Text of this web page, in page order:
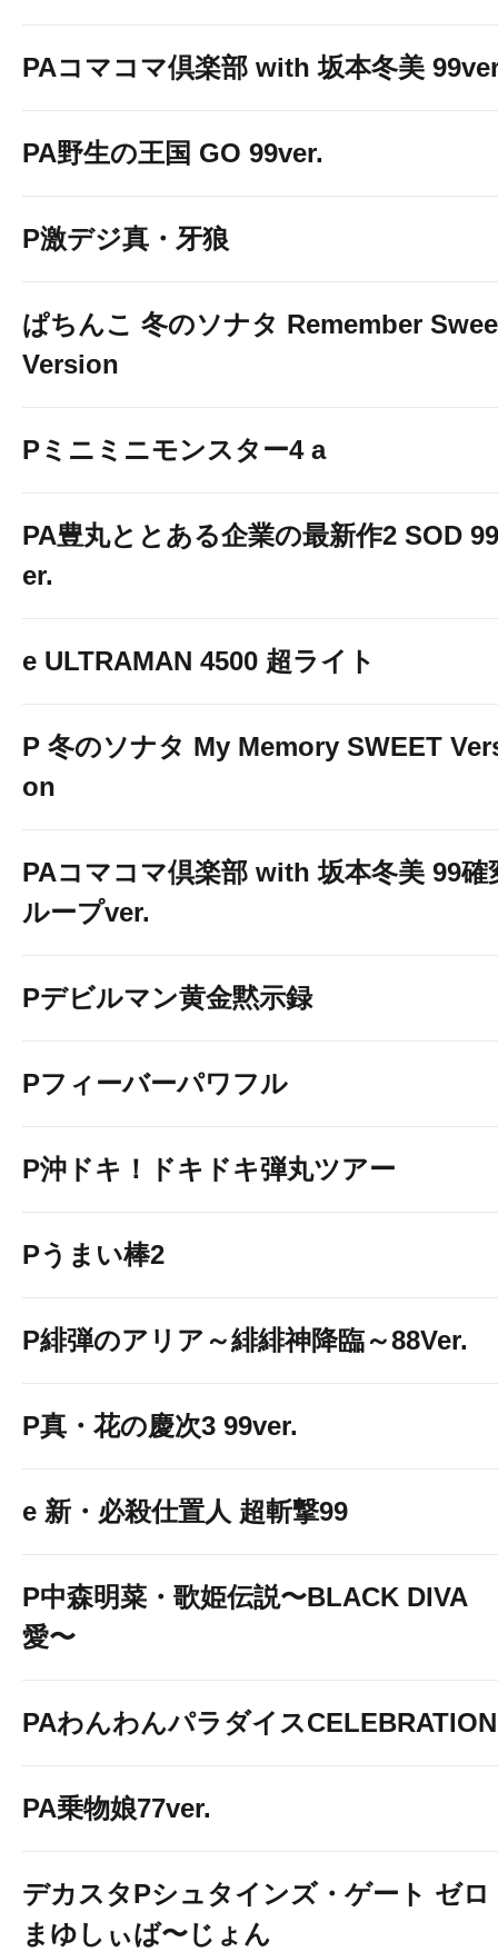
PAコマコマ倶楽部 with 坂本冬美
PA野生の王国 GO 99ver.
P激デジ真・牙狼
ぱちんこ 冬のソナタ Remember
Version
Pミニミニモンスター4 a
PA豊丸ととある企業の最新作2 SOD
er.
e ULTRAMAN 4500 超ライト
P 冬のソナタ My Memory SWEET
on
PAコマコマ倶楽部 with 坂本冬美 99確
ループver.
Pデビルマン黄金黙示録
Pフィーバーパワフル
P沖ドキ！ドキドキ弾丸ツアー
Pうまい棒2
P緋弾のアリア～緋緋神降臨～88Ver.
P真・花の慶次3 99ver.
e 新・必殺仕置人 超斬撃99
P中森明菜・歌姫伝説〜BLACK DIVA
愛〜
PAわんわんパラダイスCELEBRATION
PA乗物娘77ver.
デカスタPシュタインズ・ゲート ゼロ
まゆしぃば〜じょん